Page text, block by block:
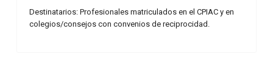
Destinatarios: Profesionales matriculados en el CPIAC y en
colegios/consejos con convenios de reciprocidad.